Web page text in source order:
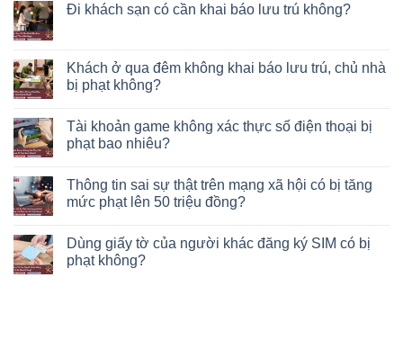
Đi khách sạn có cần khai báo lưu trú không?
Khách ở qua đêm không khai báo lưu trú, chủ nhà
bị phạt không?
Tài khoản game không xác thực số điện thoại bị
phạt bao nhiêu?
Thông tin sai sự thật trên mạng xã hội có bị tăng
mức phạt lên 50 triệu đồng?
Dùng giấy tờ của người khác đăng ký SIM có bị
phạt không?